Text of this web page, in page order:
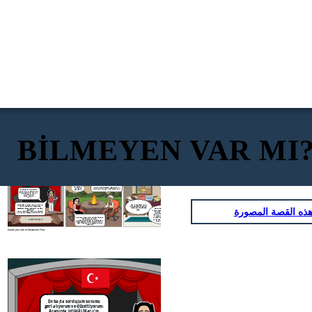
BİLMEYEN VAR MI?
Create your own at Storyboard That
Vay be dede!
Yıktın beni!
Sen de mi?
"Canı, cananı, bütün varımı
alsın da Hüda/ Etmesin tek
vatanımdan beni dünyada
cüda." Ben bir ablama bakayım deyip
ablamın odasına geçtim. Nasıl olsa
telefonla konuşuyordur. Beni
duymaz sanmıştım. Nerede
kalmıştım:" Kim bu cennet vatanın
uğruna olmaz ki feda? /Şüheda
fışkıracak toprağı sıksan, şüheda."
Ve işte o an, tamamlayamamıştım.
Ablam kulağında telefon:
Sonraki gün sınıfta çıkıp okudum İstiklâl
Marşı'nı. Hem de tıpkı Hasan Amca,
babaannem, annem, ablam gibi. İşte böyle
gür sesle:
Hakkıdır, hür yaşamış bayrağımın hürriyet;
Hakkıdır Hakk'a tapan milletimin istiklâl.
En başta sorduğum sorumu
geri alıyorum ve düzeltiyorum:
Aranızda İstiklâl Marşı'nı
bilmeyen var mı?
Cevap veriyorum:
YOK!
TAHRAN TÜRK OKULU
Omuzlarım yer çekimine yenik düşmüş doğru
dedemin yanına vardım.
"Arkadaş yurduma alçakları uğratma sakın
Siper et gövdeni, dursun bu hayasızca akın."
Tabii ki yine takıldım. Bu sefer kim koştu
imdadıma?
"Doğacaktır sana vadettiği günler hakkın,
Kim bilir belki yarın belki yarından da yakın!"
En başta sorduğum sorumu
geri alıyorum ve düzeltiyorum:
القصة المصورة